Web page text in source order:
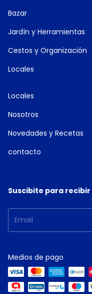
Bazar
Jardín y Herramientas
Cestos y Organización
Locales
Locales
Nosotros
Novedades y Recetas
contacto
Suscibite para
Medios de pago